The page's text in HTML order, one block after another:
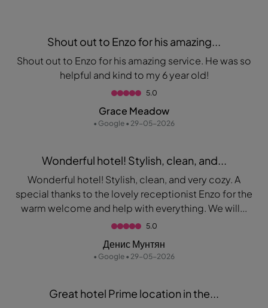
Shout out to Enzo for his amazing...
Shout out to Enzo for his amazing service. He was so
helpful and kind to my 6 year old!
5.0
Grace Meadow
• Google • 29-05-2026
Wonderful hotel! Stylish, clean, and...
Wonderful hotel! Stylish, clean, and very cozy. A
special thanks to the lovely receptionist Enzo for the
warm welcome and help with everything. We will...
5.0
Денис Мунтян
• Google • 29-05-2026
Great hotel Prime location in the...